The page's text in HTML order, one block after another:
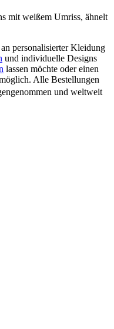
personalisierter Kleidung
und individuelle Designs
lassen möchte oder einen
Alle Bestellungen
und weltweit